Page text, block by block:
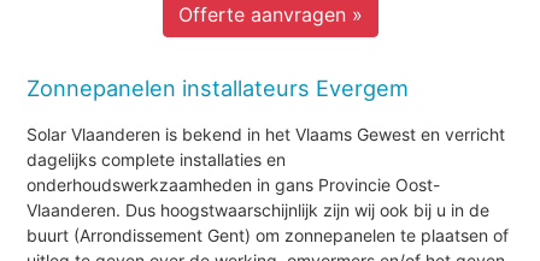
Offerte aanvragen »
Zonnepanelen installateurs Evergem
Solar Vlaanderen is bekend in het Vlaams Gewest en verricht
dagelijks complete installaties en
onderhoudswerkzaamheden in gans Provincie Oost-
Vlaanderen. Dus hoogstwaarschijnlijk zijn wij ook bij u in de
buurt (Arrondissement Gent) om zonnepanelen te plaatsen of